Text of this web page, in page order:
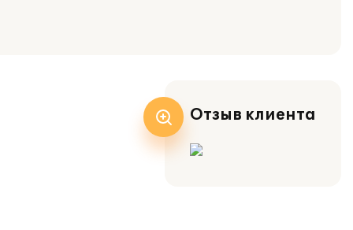
Отзыв клиента